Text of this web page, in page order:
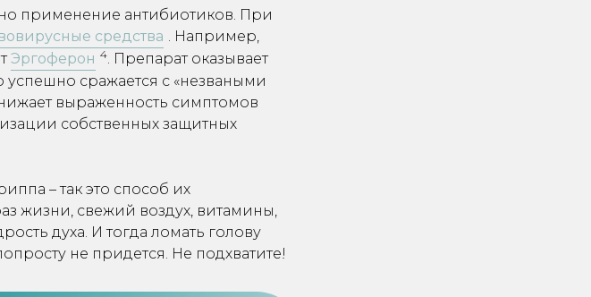
применение антибиотиков. При
средства . Например,
Эргоферон 4. Препарат оказывает
успешно сражается с «незваными
выраженность симптомов
собственных защитных
– так это способ их
жизни, свежий воздух, витамины,
духа. И тогда ломать голову
не придется. Не подхватите!